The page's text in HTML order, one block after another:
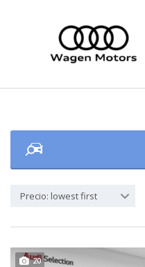
Precio: lowest first
20